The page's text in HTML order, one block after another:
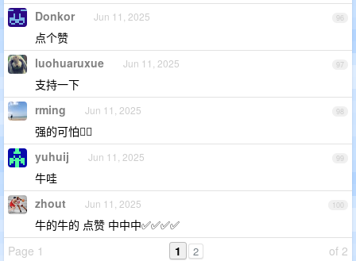
96
Donkor Jun 11, 2025
点个赞
97
luohuaruxue Jun 11, 2025
支持一下
98
rming Jun 11, 2025
强的可怕👍🏻
99
yuhuij Jun 11, 2025
牛哇
100
zhout Jun 11, 2025
牛的牛的 点赞 中中中✅✅✅✅
Page 1
of 2
1 2